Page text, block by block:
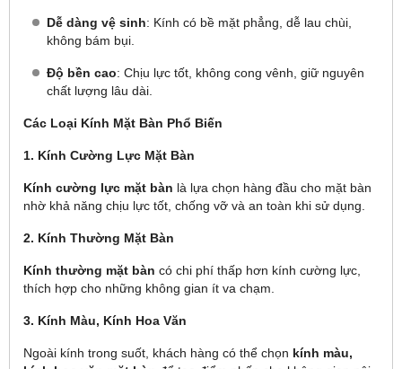
Dễ dàng vệ sinh: Kính có bề mặt phẳng, dễ lau chùi,
không bám bụi.
Độ bền cao: Chịu lực tốt, không cong vênh, giữ nguyên
chất lượng lâu dài.
Các Loại Kính Mặt Bàn Phổ Biến
1. Kính Cường Lực Mặt Bàn
Kính cường lực mặt bàn là lựa chọn hàng đầu cho mặt bàn
nhờ khả năng chịu lực tốt, chống vỡ và an toàn khi sử dụng.
2. Kính Thường Mặt Bàn
Kính thường mặt bàn có chi phí thấp hơn kính cường lực,
thích hợp cho những không gian ít va chạm.
3. Kính Màu, Kính Hoa Văn
Ngoài kính trong suốt, khách hàng có thể chọn kính màu,